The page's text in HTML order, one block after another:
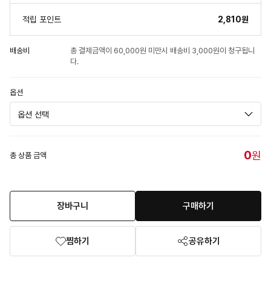
적립 포인트 2,810원
배송비
총 결제금액이 60,000원 미만시 배송비 3,000원이 청구됩니
다.
옵션
총 상품 금액 0원
장바구니 구매하기
찜하기 공유하기